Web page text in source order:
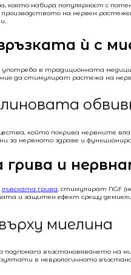
която набира популярност с
на нервен
ѝ с
употреба в традиционната
да стимулират растежа на
който покрива нервните
за нервното здраве и
грива и
лъвската грива, стимулират NGF
и защитен ефект срещу
миелина
възстановяването на
в неврологичното